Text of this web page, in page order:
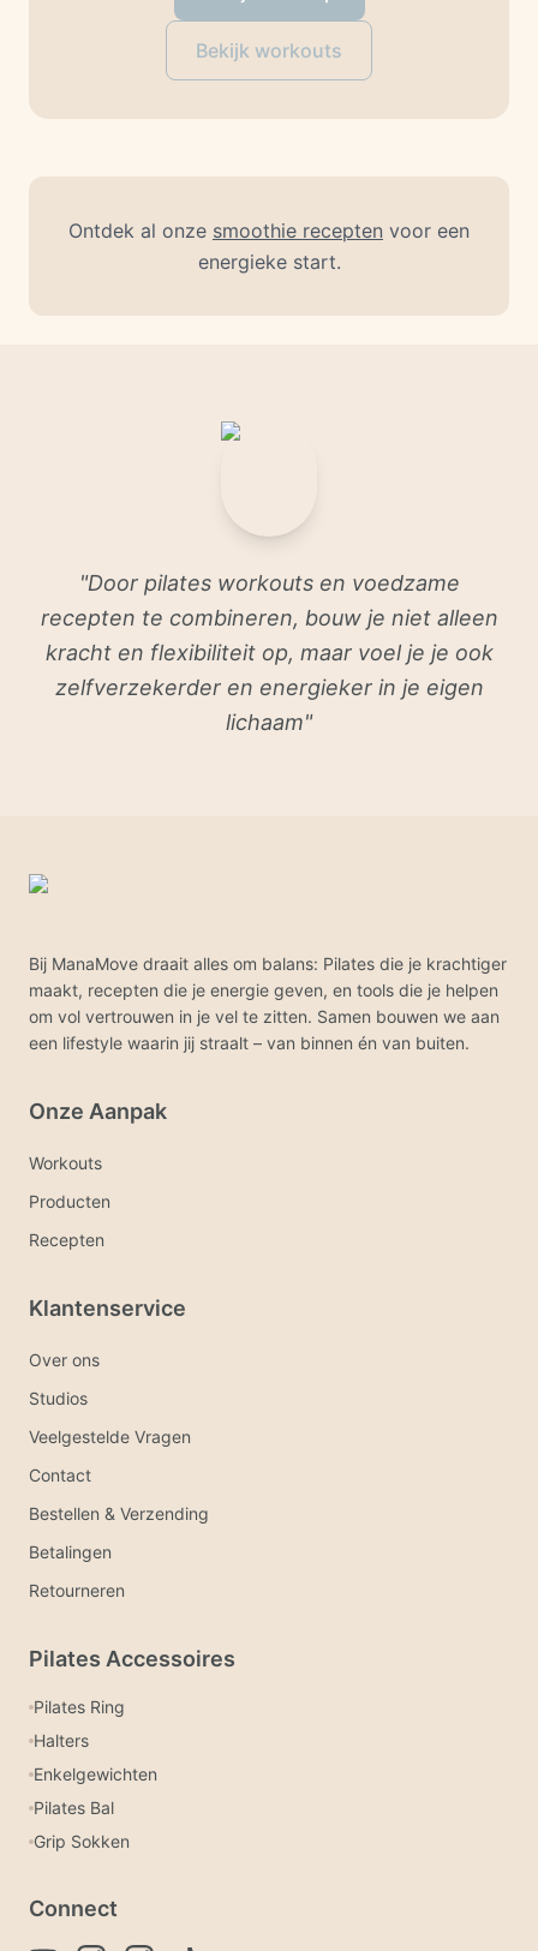
Bekijk workouts
Ontdek al onze smoothie recepten voor een
energieke start.
"Door pilates workouts en voedzame
recepten te combineren, bouw je niet alleen
kracht en flexibiliteit op, maar voel je je ook
zelfverzekerder en energieker in je eigen
lichaam"
Bij ManaMove draait alles om balans: Pilates die je krachtiger
maakt, recepten die je energie geven, en tools die je helpen
om vol vertrouwen in je vel te zitten. Samen bouwen we aan
een lifestyle waarin jij straalt – van binnen én van buiten.
Onze Aanpak
Workouts
Producten
Recepten
Klantenservice
Over ons
Studios
Veelgestelde Vragen
Contact
Bestellen & Verzending
Betalingen
Retourneren
Pilates Accessoires
Pilates Ring
Halters
Enkelgewichten
Pilates Bal
Grip Sokken
Connect